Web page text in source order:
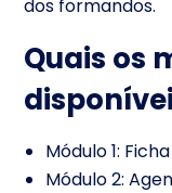
dos formandos.
Quais os
Módulo 1:
Módulo 2: